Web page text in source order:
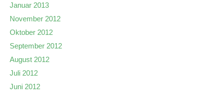
Januar 2013
November 2012
Oktober 2012
September 2012
August 2012
Juli 2012
Juni 2012